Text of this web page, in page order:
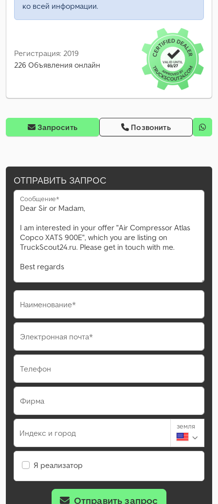
ко всей информации.
Регистрация: 2019
226 Объявления онлайн
Запросить Позвонить
ОТПРАВИТЬ ЗАПРОС
Сообщение*
Наименование*
Электронная почта*
Телефон
Фирма
Индекс и город
земля
Я реализатор
Отправить запрос